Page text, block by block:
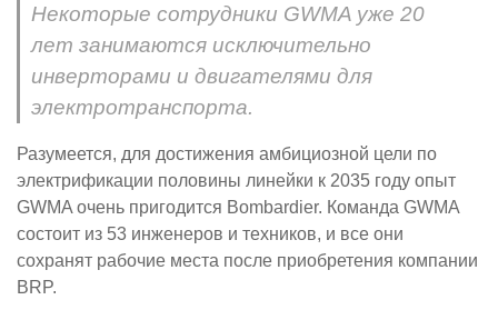
Некоторые сотрудники GWMA уже 20
лет занимаются исключительно
инверторами и двигателями для
электротранспорта.
Разумеется, для достижения амбициозной цели по
электрификации половины линейки к 2035 году опыт
GWMA очень пригодится Bombardier. Команда GWMA
состоит из 53 инженеров и техников, и все они
сохранят рабочие места после приобретения компании
BRP.